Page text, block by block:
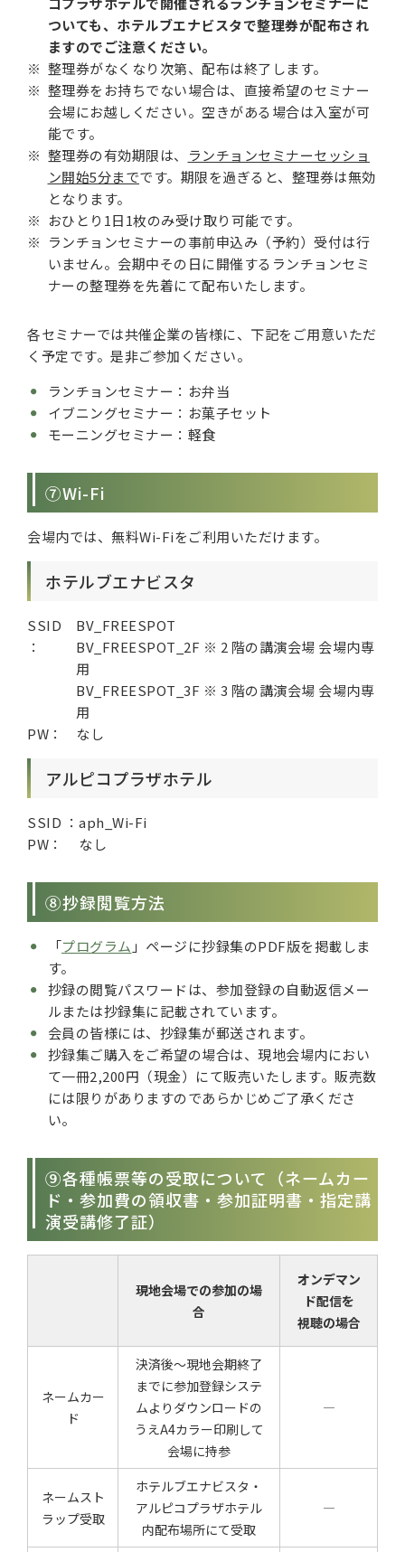
ついても、ホテルブエナビスタで整理券が配布され
ますのでご注意ください。
整理券がなくなり次第、配布は終了します。
整理券をお持ちでない場合は、直接希望のセミナー
会場にお越しください。空きがある場合は入室が可
能です。
整理券の有効期限は、
ランチョンセミナーセッショ
ン開始5分までです。期限を過ぎると、整理券は無効
となります。
おひとり1日1枚のみ受け取り可能です。
ランチョンセミナーの事前申込み（予約）受付は行
いません。会期中その日に開催するランチョンセミ
ナーの整理券を先着にて配布いたします。
各セミナーでは共催企業の皆様に、下記をご用意いただ
く予定です。是非ご参加ください。
ランチョンセミナー：お弁当
イブニングセミナー：お菓子セット
モーニングセミナー：軽食
⑦Wi-Fi
会場内では、無料Wi-Fiをご利用いただけます。
ホテルブエナビスタ
SSID
：
BV_FREESPOT
BV_FREESPOT_2F ※ 2 階の講演会場 会場内専
用
BV_FREESPOT_3F ※ 3 階の講演会場 会場内専
用
PW：
なし
アルピコプラザホテル
SSID ： aph_Wi-Fi
PW：
なし
⑧抄録閲覧方法
「プログラム 」ページに抄録集のPDF版を掲載しま
す。
抄録の閲覧パスワードは、参加登録の自動返信メー
ルまたは抄録集に記載されています。
会員の皆様には、抄録集が郵送されます。
抄録集ご購入をご希望の場合は、現地会場内におい
て一冊2,200円（現金）にて販売いたします。販売数
には限りがありますのであらかじめご了承くださ
い。
⑨各種帳票等の受取について（ネームカー
ド・参加費の領収書・参加証明書・指定講
演受講修了証）
現地会場での参加の場
合
オンデマン
ド配信を
視聴の場合
ネームカー
ド
決済後～現地会期終了
までに参加登録システ
ムよりダウンロードの
うえA4カラー印刷して
会場に持参
―
ネームスト
ラップ受取
ホテルブエナビスタ・
アルピコプラザホテル
内配布場所にて受取
―